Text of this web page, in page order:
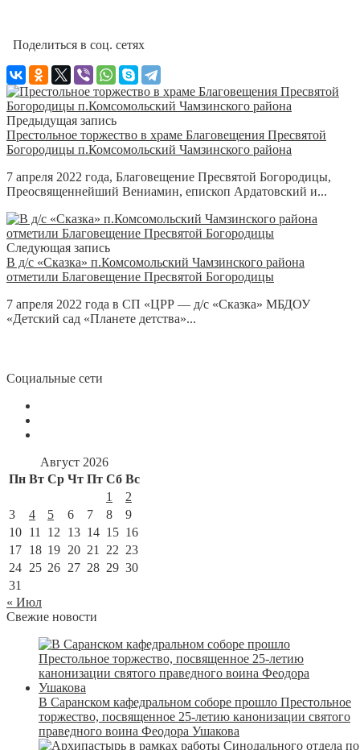
Поделиться в соц. сетях
Предыдущая запись
Престольное торжество в храме Благовещения Пресвятой
Богородицы п.Комсомольский Чамзинского района
7 апреля 2022 года, Благовещение Пресвятой Богородицы,
Преосвященнейший Вениамин, епископ Ардатовский и...
Следующая запись
В д/с «Сказка» п.Комсомольский Чамзинского района
отметили Благовещение Пресвятой Богородицы
7 апреля 2022 года в СП «ЦРР — д/с «Сказка» МБДОУ
«Детский сад «Планете детства»...
Социальные сети
Август 2026
Пн Вт Ср Чт Пт Сб Вс
1
2
3
4 5 6 7 8
9
10 11 12 13 14 15 16
17 18 19 20 21 22 23
24 25 26 27 28 29 30
31
« Июл
Свежие новости
В Саранском кафедральном соборе прошло Престольное
торжество, посвященное 25-летию канонизации святого
праведного воина Феодора Ушакова